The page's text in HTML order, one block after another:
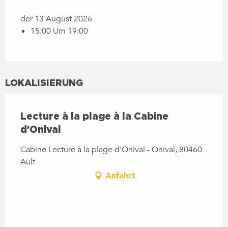
der 13 August 2026
15:00 Um 19:00
LOKALISIERUNG
Lecture à la plage à la Cabine
d'Onival
Cabine Lecture à la plage d'Onival - Onival, 80460
Ault
Anfahrt